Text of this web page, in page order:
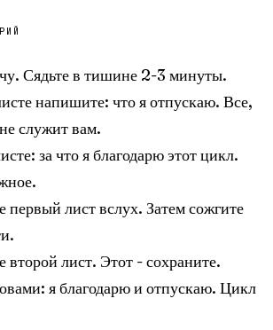
Сядьте в тишине 2-3 минуты.
напишите: что я отпускаю. Все,
служит вам.
за что я благодарю этот цикл.
первый лист вслух. Затем сожгите
второй лист. Этот - сохраните.
я благодарю и отпускаю. Цикл